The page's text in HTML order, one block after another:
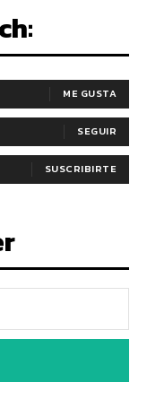
ME GUSTA
SEGUIR
SUSCRIBIRTE